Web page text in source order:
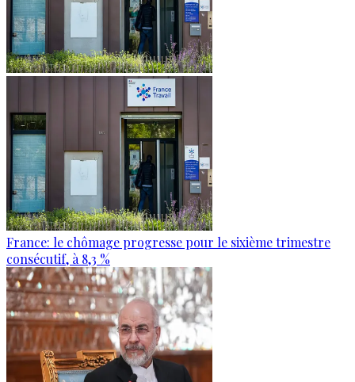
France: le chômage progresse pour le sixième trimestre
consécutif, à 8,3 %